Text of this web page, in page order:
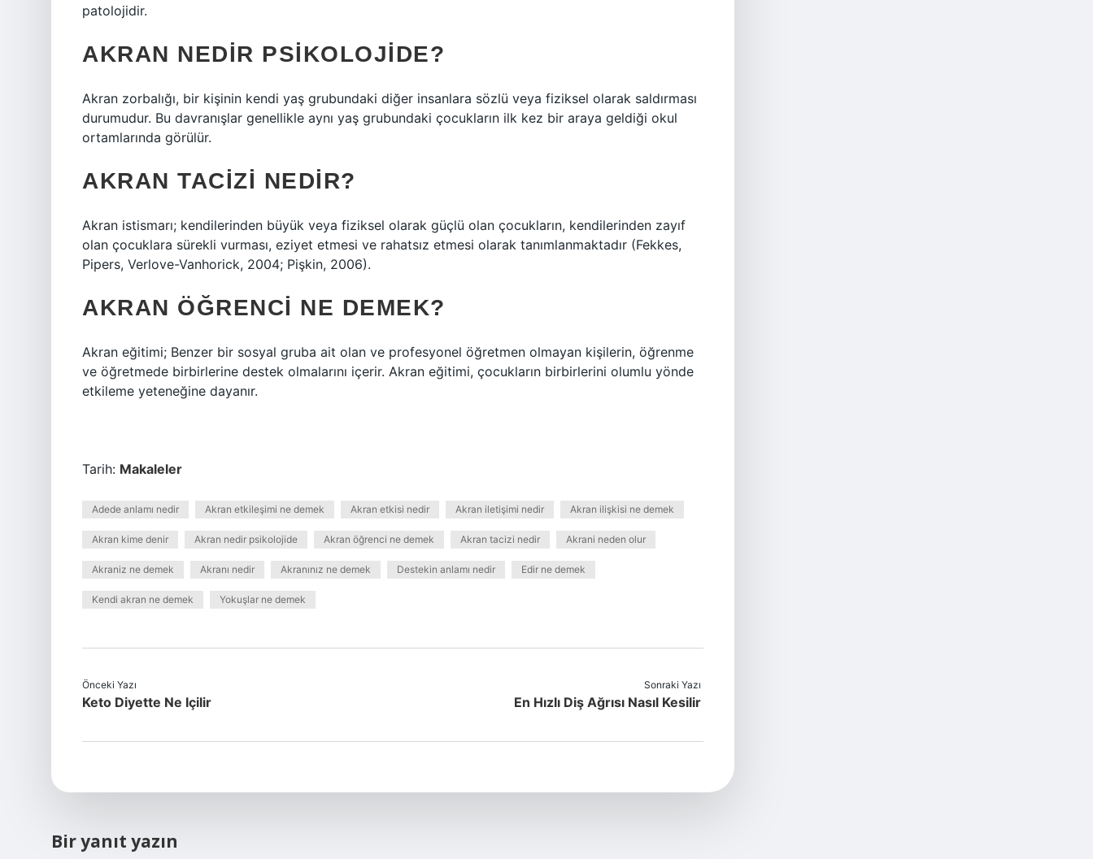
patolojidir.
AKRAN NEDIR PSIKOLOJIDE?
Akran zorbalığı, bir kişinin kendi yaş grubundaki diğer insanlara sözlü veya fiziksel olarak saldırması
durumudur. Bu davranışlar genellikle aynı yaş grubundaki çocukların ilk kez bir araya geldiği okul
ortamlarında görülür.
AKRAN TACIZI NEDIR?
Akran istismarı; kendilerinden büyük veya fiziksel olarak güçlü olan çocukların, kendilerinden zayıf
olan çocuklara sürekli vurması, eziyet etmesi ve rahatsız etmesi olarak tanımlanmaktadır (Fekkes,
Pipers, Verlove-Vanhorick, 2004; Pişkin, 2006).
AKRAN ÖĞRENCI NE DEMEK?
Akran eğitimi; Benzer bir sosyal gruba ait olan ve profesyonel öğretmen olmayan kişilerin, öğrenme
ve öğretmede birbirlerine destek olmalarını içerir. Akran eğitimi, çocukların birbirlerini olumlu yönde
etkileme yeteneğine dayanır.
Tarih: Makaleler
Adede anlamı nedir Akran etkileşimi ne demek Akran etkisi nedir Akran iletişimi nedir Akran ilişkisi ne demek
Akran kime denir Akran nedir psikolojide Akran öğrenci ne demek Akran tacizi nedir Akrani neden olur
Akraniz ne demek Akranı nedir Akranınız ne demek Destekin anlamı nedir Edir ne demek
Kendi akran ne demek Yokuşlar ne demek
Önceki Yazı
Keto Diyette Ne Içilir
Sonraki Yazı
En Hızlı Diş Ağrısı Nasıl Kesilir
Bir yanıt yazın